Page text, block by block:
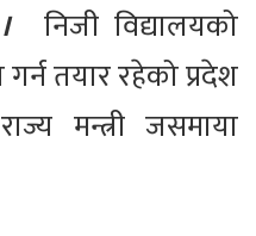
निजी विद्यालयको
तयार रहेको प्रदेश
मन्त्री जसमाया